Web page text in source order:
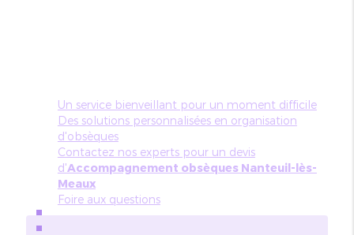
Un service bienveillant pour un moment difficile
Des solutions personnalisées en organisation
d'obsèques
Contactez nos experts pour un devis
d'Accompagnement obsèques Nanteuil-lès-
Meaux
Foire aux questions